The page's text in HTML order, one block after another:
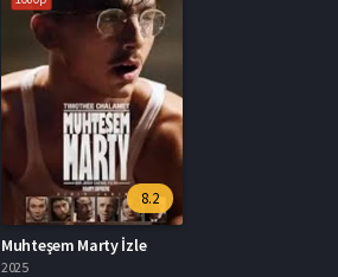
8.2
Muhteşem Marty İzle
2025